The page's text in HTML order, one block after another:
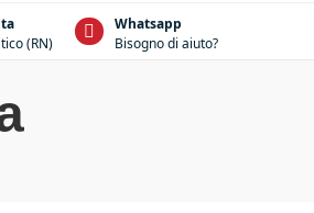
(RN)
Whatsapp
Bisogno di aiuto?